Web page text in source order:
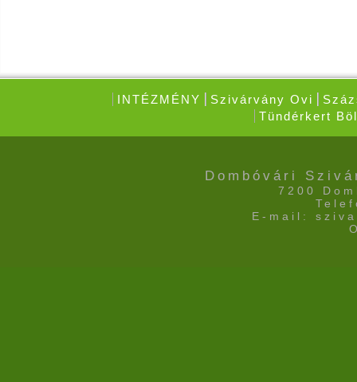
INTÉZMÉNY Szivárvány Ovi
Tündérkert
Dombóvári
7200
E-mail: